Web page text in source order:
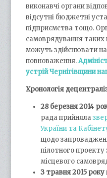
виконавчі органи
відсутні бюджетні
підприємства тощо.
самоврядування
можуть здійснювати
повноваження.
устрій Чернігівщини
Хронологія
28 березня 2014
рада прийняла
України та
щодо
пілотного
місцевого
З травня 2015 року